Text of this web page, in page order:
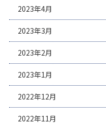
2023年4月
2023年3月
2023年2月
2023年1月
2022年12月
2022年11月